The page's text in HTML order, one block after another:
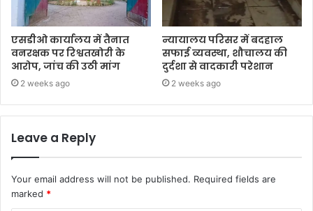
एसडीओ कार्यालय में तैनात
वनरक्षक पर रिश्वतखोरी के
आरोप, जांच की उठी मांग
2 weeks ago
न्यायालय परिसर में बदहाल
सफाई व्यवस्था, शौचालय की
दुर्दशा से वादकारी परेशान
2 weeks ago
Leave a Reply
Your email address will not be published. Required fields are
marked *